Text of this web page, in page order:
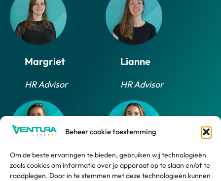
Beheer cookie toestemming
Om de beste ervaringen te bieden, gebruiken wij technologieën
zoals cookies om informatie over je apparaat op te slaan en/of te
raadplegen. Door in te stemmen met deze technologieën kunnen
Margriet
HR Advisor
Lianne
HR Advisor
Daphne Marlijn